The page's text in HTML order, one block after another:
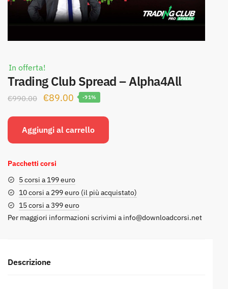
In offerta!
Trading Club Spread – Alpha4All
€990.00
Il
originale
€89.00 Il
attuale
-91%
Aggiungi al carrello
Pacchetti corsi
5 corsi a 199 euro
10 corsi a 299 euro (il più acquistato)
15 corsi a 399 euro
Per maggiori informazioni scrivimi a info@downloadcorsi.net
Descrizione